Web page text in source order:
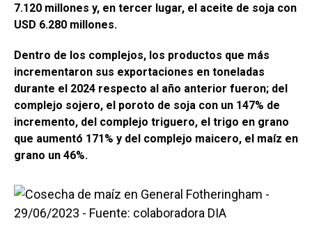
7.120 millones y, en tercer lugar, el aceite de soja con
USD 6.280 millones.
Dentro de los complejos, los productos que más
incrementaron sus exportaciones en toneladas
durante el 2024 respecto al año anterior fueron; del
complejo sojero, el poroto de soja con un 147% de
incremento, del complejo triguero, el trigo en grano
que aumentó 171% y del complejo maicero, el maíz en
grano un 46%.